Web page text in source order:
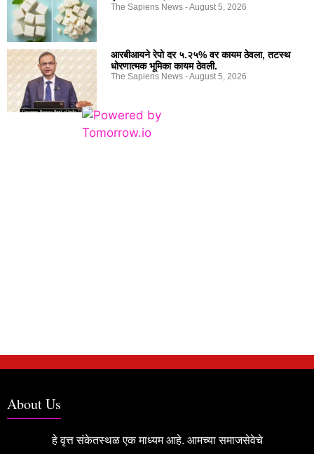
The Sapiens News August 5, 2026
आरबीआयने रेपो दर ५.२५% वर कायम ठेवला, तटस्थ
धोरणात्मक भूमिका कायम ठेवली.
The Sapiens News August 5, 2026
About Us
हे वृत्त संकेतस्थळ एक माध्यम आहे. आमच्या समाजसेवेचे